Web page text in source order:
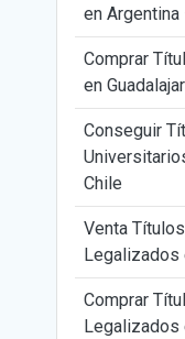
en
Comprar
en
Conseguir
Chile
Venta
Legalizados
Comprar
Legalizados